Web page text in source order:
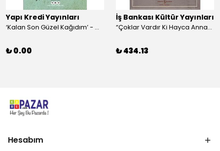
Yapı Kredi Yayınları
‘Kalan Son Güzel Kağıdım’ - Marcel Proust
₺ 0.00
İş Bankası Kültür Yayınları
“Çoklar Vardır Ki Hayca Annamazlar!” - Gazanfer İbar
₺ 434.13
Hesabım